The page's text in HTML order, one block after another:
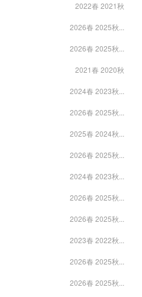
2022春 2021秋
2026春 2025秋...
2026春 2025秋...
2021春 2020秋
2024春 2023秋...
2026春 2025秋...
2025春 2024秋...
2026春 2025秋...
2024春 2023秋...
2026春 2025秋...
2026春 2025秋...
2023春 2022秋...
2026春 2025秋...
2026春 2025秋...